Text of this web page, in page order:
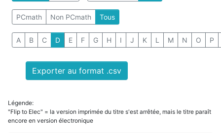
PCmath Non PCmath Tous
A B C D E F G H I J K L M N O P
Exporter au format .csv
Légende:
"Flip to Elec" = la version imprimée du titre s'est arrêtée, mais le titre paraît
encore en version électronique